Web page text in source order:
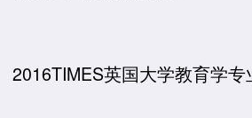
2016TIMES英国大学教育学